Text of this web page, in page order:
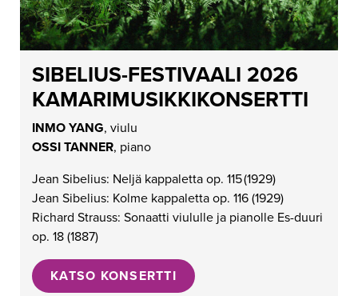
SIBELIUS-FESTIVAALI 2026
KAMARIMUSIKKIKONSERTTI
INMO YANG, viulu
OSSI TANNER, piano
Jean Sibelius: Neljä kappaletta op. 115(1929)
Jean Sibelius: Kolme kappaletta op. 116 (1929)
Richard Strauss: Sonaatti viululle ja pianolle Es-duuri
op. 18(1887)
KATSO KONSERTTI